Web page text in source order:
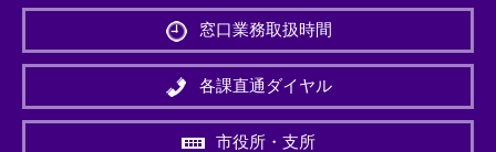
外
リ
ン
＞
窓口業務取扱時間
各課直通ダイヤル
市役所・支所